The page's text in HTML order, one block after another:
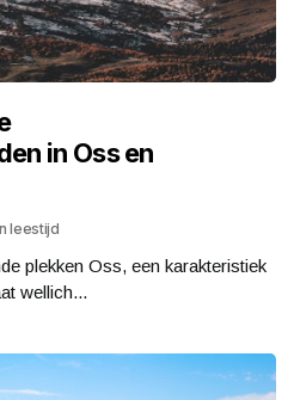
in Oss en
leestijd
plekken Oss, een karakteristiek
wellich...